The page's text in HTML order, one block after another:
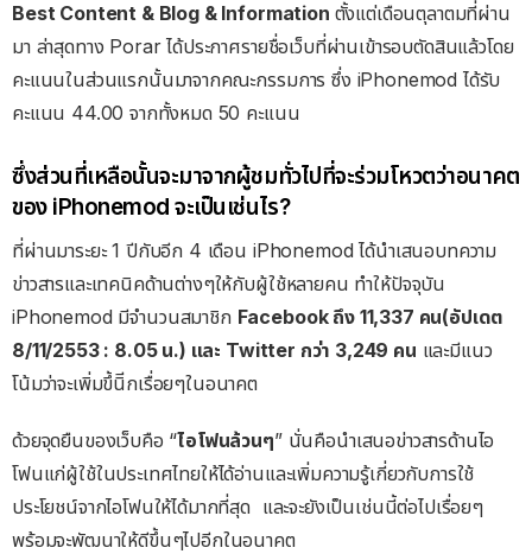
Best Content & Blog & Information ตั้งแต่เดือนตุลาตมที่ผ่าน
มา ล่าสุดทาง Porar ได้ประกาศรายชื่อเว็บที่ผ่านเข้ารอบตัดสินแล้วโดย
คะแนนในส่วนแรกนั้นมาจากคณะกรรมการ ซึ่ง iPhonemod ได้รับ
คะแนน 44.00 จากทั้งหมด 50 คะแนน
ซึ่งส่วนที่เหลือนั้นจะมาจากผู้ชมทั่วไปที่จะร่วมโหวตว่าอนาคต
ของ iPhonemod จะเป็นเช่นไร?
ที่ผ่านมาระยะ 1 ปีกับอีก 4 เดือน iPhonemod ได้นำเสนอบทความ
ข่าวสารและเทคนิคด้านต่างๆให้กับผู้ใช้หลายคน ทำให้ปัจจุบัน
iPhonemod มีจำนวนสมาชิก Facebook ถึง 11,337 คน(อัปเดต
8/11/2553 : 8.05 น.) และ Twitter กว่า 3,249 คน และมีแนว
โน้มว่าจะเพิ่มขึ้นิีกเรื่อยๆในอนาคต
ด้วยจุดยืนของเว็บคือ “ไอโฟนล้วนๆ” นั่นคือนำเสนอข่าวสารด้านไอ
โฟนแก่ผู้ใช้ในประเทศไทยให้ได้อ่านและเพิ่มความรู้เกี่ยวกับการใช้
ประโยชน์จากไอโฟนให้ได้มากที่สุด และจะยังเป็นเช่นนี้ต่อไปเรื่อยๆ
พร้อมจะพัฒนาให้ดีขึ้นๆไปอีกในอนาคต